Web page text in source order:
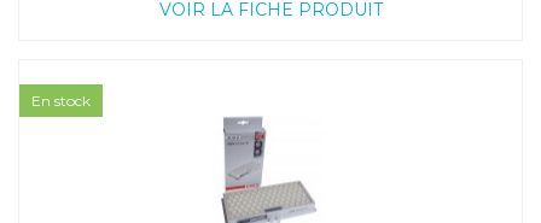
VOIR LA FICHE PRODUIT
En stock